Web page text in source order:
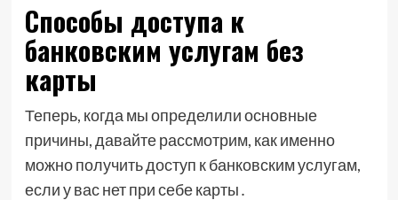
Способы доступа к
банковским услугам без
карты
Теперь, когда мы определили основные
причины, давайте рассмотрим, как именно
можно получить доступ к банковским услугам,
если у вас нет при себе карты․